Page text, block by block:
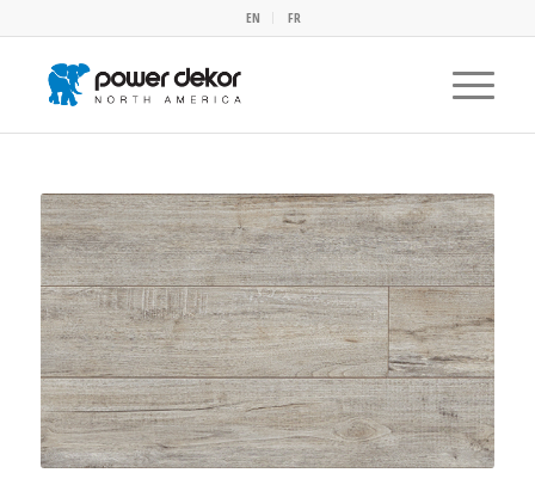
EN FR